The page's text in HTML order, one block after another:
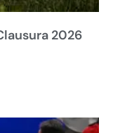
2026